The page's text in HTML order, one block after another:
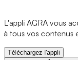
L'appli AGRA vous
à tous vos contenus
Téléchargez l'appli